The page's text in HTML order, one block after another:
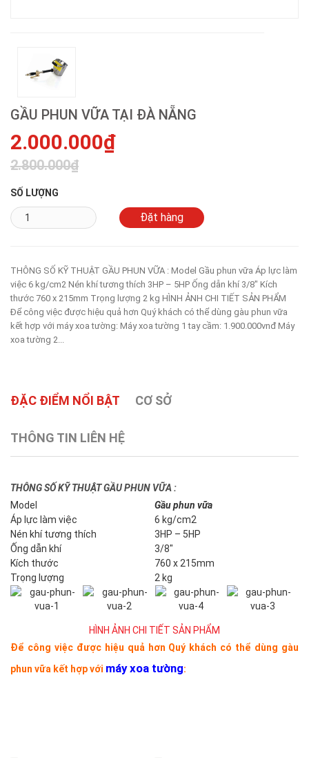
GẦU PHUN VỮA TẠI ĐÀ NẴNG
2.000.000₫
2.800.000₫
SỐ LƯỢNG
THÔNG SỐ KỸ THUẬT GẦU PHUN VỮA : Model Gầu phun vữa Áp lực làm
việc 6 kg/cm2 Nén khí tương thích 3HP – 5HP Ống dẫn khí 3/8″ Kích
thước 760 x 215mm Trọng lượng 2 kg HÌNH ẢNH CHI TIẾT SẢN PHẨM
Để công việc được hiệu quả hơn Quý khách có thể dùng gàu phun vữa
kết hợp với máy xoa tường: Máy xoa tường 1 tay cầm: 1.900.000vnđ Máy
xoa tường 2...
ĐẶC ĐIỂM NỔI BẬT CƠ SỞ
THÔNG TIN LIÊN HỆ
THÔNG SỐ KỸ THUẬT GẦU PHUN VỮA :
Model
Gầu phun vữa
Áp lực làm việc
6 kg/cm2
Nén khí tương thích
3HP – 5HP
Ống dẫn khí
3/8″
Kích thước
760 x 215mm
Trọng lượng
2 kg
HÌNH ẢNH CHI TIẾT SẢN PHẨM
Để công việc được hiệu quả hơn Quý khách có thể dùng gàu
phun vữa kết hợp với máy xoa tường: